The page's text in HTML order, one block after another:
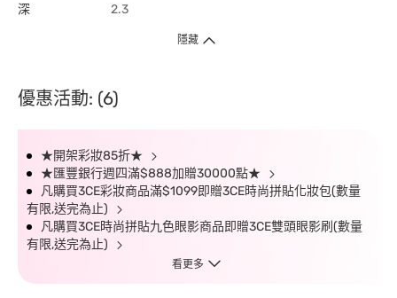
深 2.3
隱藏
優惠活動: (6)
★開架彩妝85折★
★匯豐銀行週四滿$888加贈30000點★
凡購買3CE彩妝商品滿$1099即贈3CE時尚拼貼化妝包(數量
有限,送完為止)
凡購買3CE時尚拼貼九色眼影商品即贈3CE雙頭眼影刷(數量
有限,送完為止)
看更多